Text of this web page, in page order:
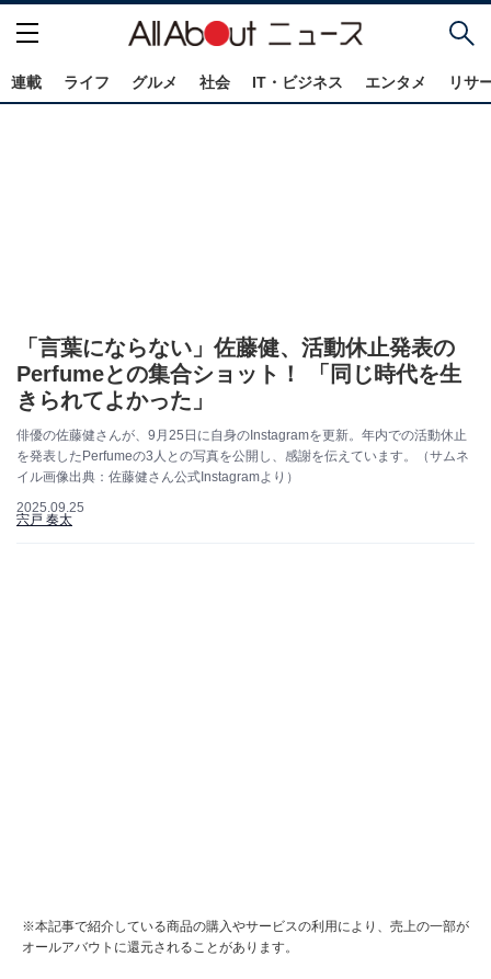
連載 ライフ グルメ 社会 IT・ビジネス エンタメ リサ
「言葉にならない」佐藤健、活動休止発表の
Perfumeとの集合ショット！ 「同じ時代を生
きられてよかった」
俳優の佐藤健さんが、9月25日に自身のInstagramを更新。年内での活動休止
を発表したPerfumeの3人との写真を公開し、感謝を伝えています。（サムネ
イル画像出典：佐藤健さん公式Instagramより）
2025.09.25
宍戸 奏太
※本記事で紹介している商品の購入やサービスの利用により、売上の一部が
オールアバウトに還元されることがあります。